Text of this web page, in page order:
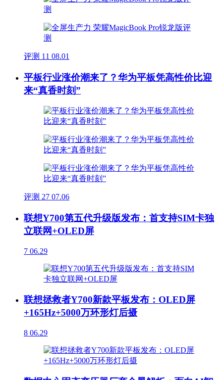
评测 11 08.01
平板行业涨价潮来了？华为平板凭高性价比迎
来“真香时刻”
评测 27 07.06
联想Y700第五代升级版发布：首支持SIM卡独
立联网+OLED屏
7 06.29
联想拯救者Y700新款平板发布：OLED屏
+165Hz+5000万环形灯后摄
8 06.29